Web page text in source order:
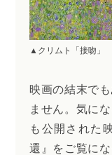
▲クリムト「接吻」
映画の結末で
ません。気に
も公開された
還』をご覧に